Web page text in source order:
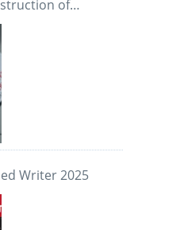
of
authorities
Writer 2025